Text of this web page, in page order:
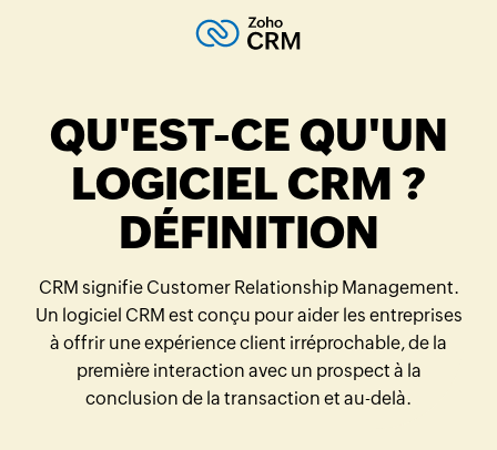
QU'EST-CE QU'UN
LOGICIEL CRM ?
DÉFINITION
CRM signifie Customer Relationship Management.
Un logiciel CRM est conçu pour aider les entreprises
à offrir une expérience client irréprochable, de la
première interaction avec un prospect à la
conclusion de la transaction et au-delà.